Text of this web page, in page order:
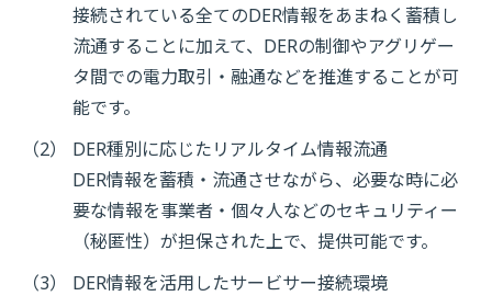
接続されている全てのDER情報をあまねく蓄積し
流通することに加えて、DERの制御やアグリゲー
タ間での電力取引・融通などを推進することが可
能です。
（2）
DER種別に応じたリアルタイム情報流通
DER情報を蓄積・流通させながら、必要な時に必
要な情報を事業者・個々人などのセキュリティー
（秘匿性）が担保された上で、提供可能です。
（3）
DER情報を活用したサービサー接続環境